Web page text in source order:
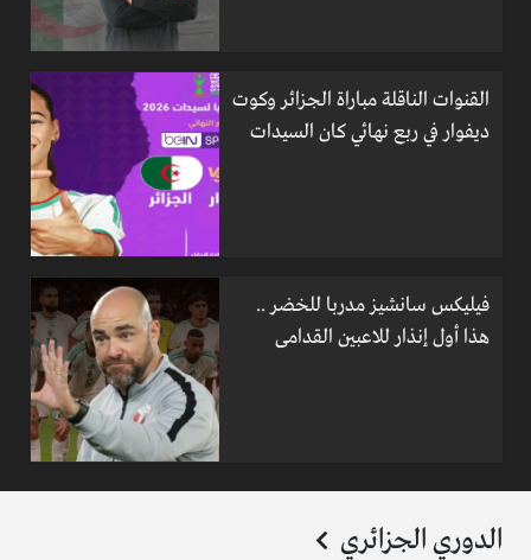
القنوات الناقلة مباراة الجزائر وكوت
ديفوار في ربع نهائي كان السيدات
فيليكس سانشيز مدربا للخضر ..
هذا أول إنذار للاعبين القدامى
الدوري الجزائري